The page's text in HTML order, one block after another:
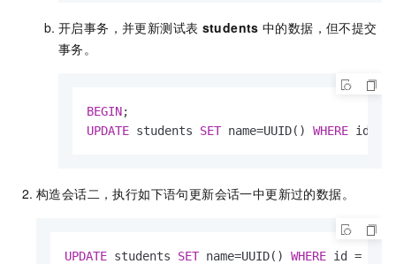
开启事务，并更新测试表 students 中的数据，但不提交
事务。
BEGIN
UPDATE students SET name=UUID() WHERE id
构造会话二，执行如下语句更新会话一中更新过的数据。
UPDATE students SET name=UUID() WHERE id =